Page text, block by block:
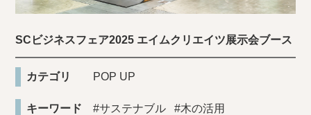
SCビジネスフェア2025 エイムクリエイツ展示会ブース
カテゴリ POP UP
キーワード #サステナブル #木の活用